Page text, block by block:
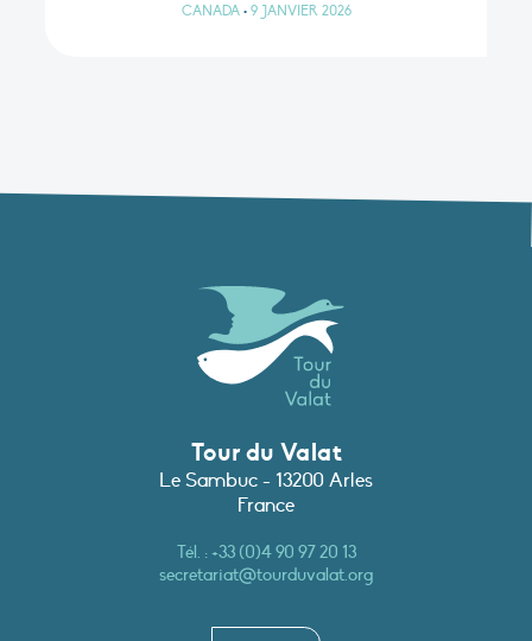
CANADA • 9 JANVIER 2026
Tour du Valat
Le Sambuc - 13200 Arles
France
Tél. : +33 (0)4 90 97 20 13
secretariat@tourduvalat.org